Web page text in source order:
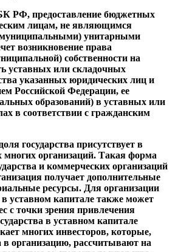
РФ, предоставление бюджетных
лицам, не являющимся
унитарными
возникновение права
собственности на
уставных или складочных
указанных юридических лиц и
Российской Федерации, ее
образований) в уставных или
в соответствии с гражданским
государства присутствует в
многих организаций. Такая форма
и коммерческих организаций
получает дополнительные
ресурсы. Для организации
в уставном капитале также может
с точки зрения привлечения
в уставном капитале
многих инвесторов, которые,
в организацию, рассчитывают на